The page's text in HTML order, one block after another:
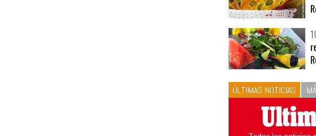
ÚLTIMAS NOTICIAS